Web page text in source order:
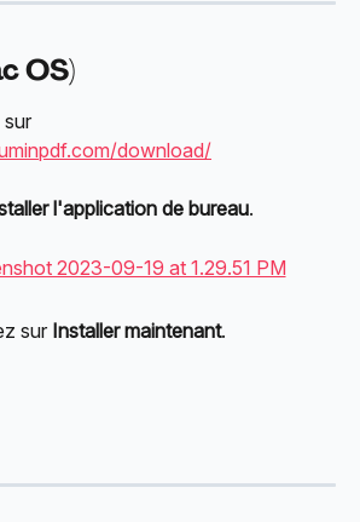
OS)
download/
l'application de bureau.
sur Installer maintenant.